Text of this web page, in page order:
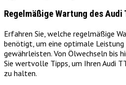
Regelmäßige Wartung des Audi
Erfahren Sie, welche regelmäßige
benötigt, um eine optimale
gewährleisten. Von Ölwechseln bis
Sie wertvolle Tipps, um Ihren Audi
zu halten.